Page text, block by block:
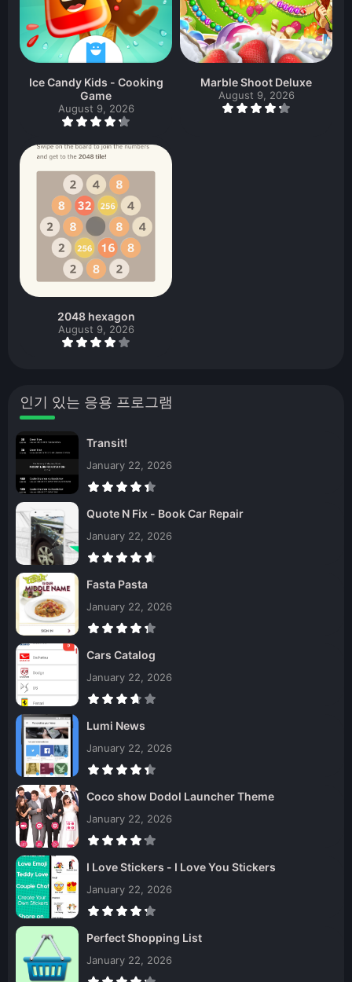
Ice Candy Kids - Cooking
Game
August 9, 2026
Marble Shoot Deluxe
August 9, 2026
2048 hexagon
August 9, 2026
인기 있는 응용 프로그램
Transit!
January 22, 2026
Quote N Fix - Book Car Repair
January 22, 2026
Fasta Pasta
January 22, 2026
Cars Catalog
January 22, 2026
Lumi News
January 22, 2026
Coco show Dodol Launcher Theme
January 22, 2026
I Love Stickers - I Love You Stickers
January 22, 2026
Perfect Shopping List
January 22, 2026